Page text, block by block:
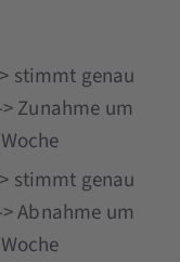
stimmt genau
Zunahme um
stimmt genau
Abnahme um